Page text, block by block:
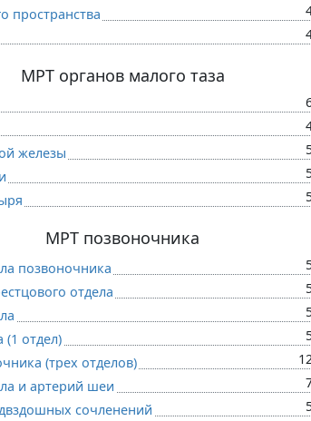
пространства
МРТ органов малого таза
железы
МРТ позвоночника
позвоночника
отдела
отдел)
(трех отделов)
и артерий шеи
сочленений